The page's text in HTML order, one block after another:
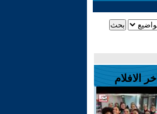
اخر الافلام